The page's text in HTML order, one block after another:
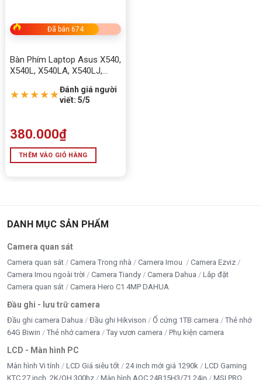
Đã bán 674
Bàn Phím Laptop Asus X540,
X540L, X540LA, X540LJ,
★★★★★Đánh giá người
viết: 5/5
380.000₫
THÊM VÀO GIỎ HÀNG
DANH MỤC SẢN PHẨM
Camera quan sát
Camera quan sát Camera Trong nhà Camera Imou
Camera Ezviz
Camera Imou ngoài trời
Camera Tiandy Camera Dahua
Lắp đặt
Camera quan sát
Camera Hero C1 4MP DAHUA
Đầu ghi - lưu trữ camera
Đầu ghi camera Dahua Đầu ghi Hikvison Ổ cứng 1TB camera
Thẻ nhớ
64G Biwin
Thẻ nhớ camera Tay vươn camera Phụ kiện camera
LCD - Màn hình PC
Màn hình Vi tính LCD Giá siêu tốt 24 inch mới giá 1290k
LCD Gaming
KTC 27 inch, 2K/QH 300hz
Màn hình AOC 24B15H3/71 24in
MSI PRO